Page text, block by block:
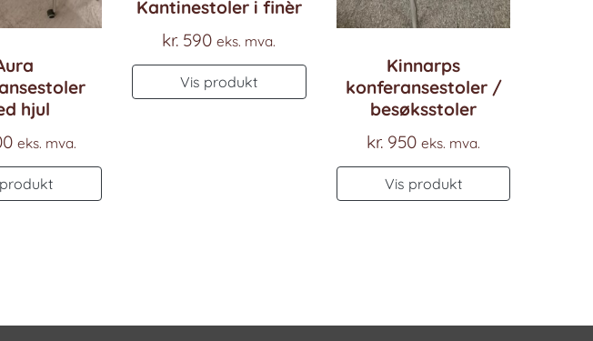
hjul
eks. mva.
Kantinestoler i finèr
kr. 590 eks. mva.
Vis produkt
Kinnarps
konferansestoler /
besøksstoler
kr. 950 eks. mva.
Vis produkt